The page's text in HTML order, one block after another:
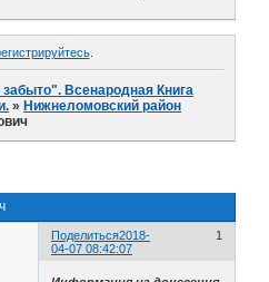
.
Всенародная Книга
» Нижнеломовский район
Поделиться 1
2018-
04-07 08:42:07